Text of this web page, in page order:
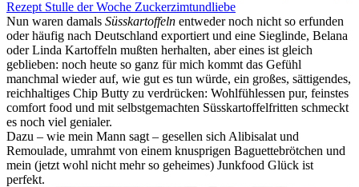
Nun waren damals Süsskartoffeln entweder noch nicht so erfunden
oder häufig nach Deutschland exportiert und eine Sieglinde, Belana
oder Linda Kartoffeln mußten herhalten, aber eines ist gleich
geblieben: noch heute so ganz für mich kommt das Gefühl
manchmal wieder auf, wie gut es tun würde, ein großes, sättigendes,
reichhaltiges Chip Butty zu verdrücken: Wohlfühlessen pur, feinstes
comfort food und mit selbstgemachten Süsskartoffelfritten schmeckt
es noch viel genialer.
Dazu – wie mein Mann sagt – gesellen sich Alibisalat und
Remoulade, umrahmt von einem knusprigen Baguettebrötchen und
mein (jetzt wohl nicht mehr so geheimes) Junkfood Glück ist
perfekt.